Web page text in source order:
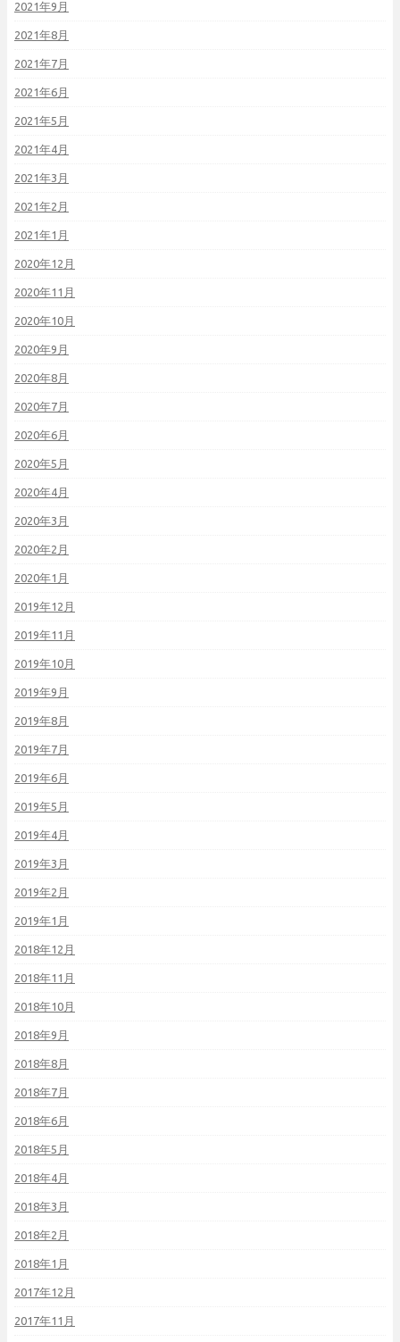
2021年9月
2021年8月
2021年7月
2021年6月
2021年5月
2021年4月
2021年3月
2021年2月
2021年1月
2020年12月
2020年11月
2020年10月
2020年9月
2020年8月
2020年7月
2020年6月
2020年5月
2020年4月
2020年3月
2020年2月
2020年1月
2019年12月
2019年11月
2019年10月
2019年9月
2019年8月
2019年7月
2019年6月
2019年5月
2019年4月
2019年3月
2019年2月
2019年1月
2018年12月
2018年11月
2018年10月
2018年9月
2018年8月
2018年7月
2018年6月
2018年5月
2018年4月
2018年3月
2018年2月
2018年1月
2017年12月
2017年11月